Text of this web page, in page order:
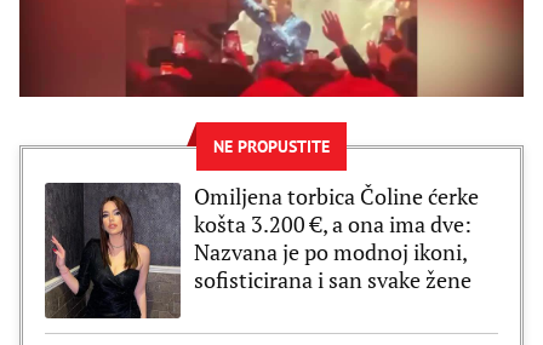
NE PROPUSTITE
Omiljena torbica Čoline ćerke
košta 3.200 €, a ona ima dve:
Nazvana je po modnoj ikoni,
sofisticirana i san svake žene